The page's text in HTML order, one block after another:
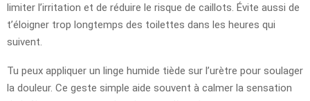
limiter l’irritation et de réduire le risque de caillots. Évite aussi de
t’éloigner trop longtemps des toilettes dans les heures qui
suivent.
Tu peux appliquer un linge humide tiède sur l’urètre pour soulager
la douleur. Ce geste simple aide souvent à calmer la sensation